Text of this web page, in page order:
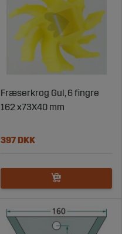
Fræserkrog Gul, 6 fingre
162 x73X40 mm
397 DKK